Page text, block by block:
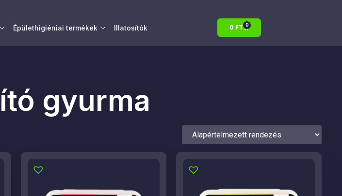
Épülethigiéniai termékek Illatosítók 0 FT 0
gyurma